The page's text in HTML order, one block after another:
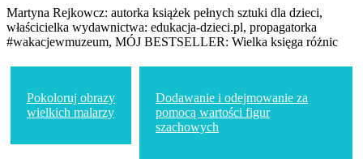
Martyna Rejkowcz: autorka książek pełnych sztuki dla dzieci,
właścicielka wydawnictwa: edukacja-dzieci.pl, propagatorka
#wakacjewmuzeum, MÓJ BESTSELLER: Wielka księga różnic
Nawigacja
wpisu
Pokoloruj obrazy
wielkich malarzy
Dodawanie i odejmowanie za
pomocą wartości figur
szachowych